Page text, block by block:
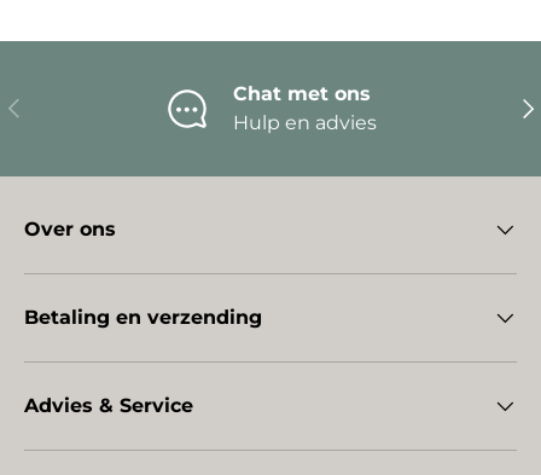
Vorige
Chat met ons
Hulp en advies
Over ons
Betaling en verzending
Advies & Service